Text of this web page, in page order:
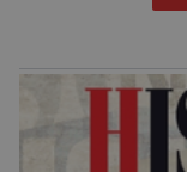
Donald
admirálem